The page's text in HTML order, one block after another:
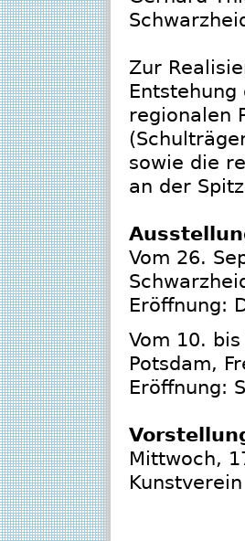
Zur
regionalen
sowie die
an der
Vom 26.
Eröffnung:
Vom 10.
Potsdam,
Eröffnung:
Mittwoch,